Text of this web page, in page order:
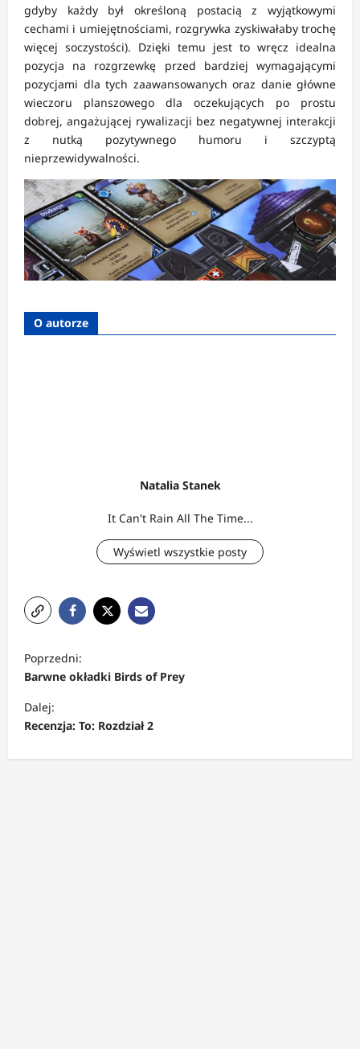
gdyby każdy był określoną postacią z wyjątkowymi
cechami i umiejętnościami, rozgrywka zyskiwałaby trochę
więcej soczystości). Dzięki temu jest to wręcz idealna
pozycja na rozgrzewkę przed bardziej wymagającymi
pozycjami dla tych zaawansowanych oraz danie główne
wieczoru planszowego dla oczekujących po prostu
dobrej, angażującej rywalizacji bez negatywnej interakcji
z nutką pozytywnego humoru i szczyptą
nieprzewidywalności.
O autorze
Natalia Stanek
It Can't Rain All The Time...
Wyświetl wszystkie posty
o
a
Poprzedni:
Barwne okładki Birds of Prey
Dalej:
Recenzja: To: Rozdział 2